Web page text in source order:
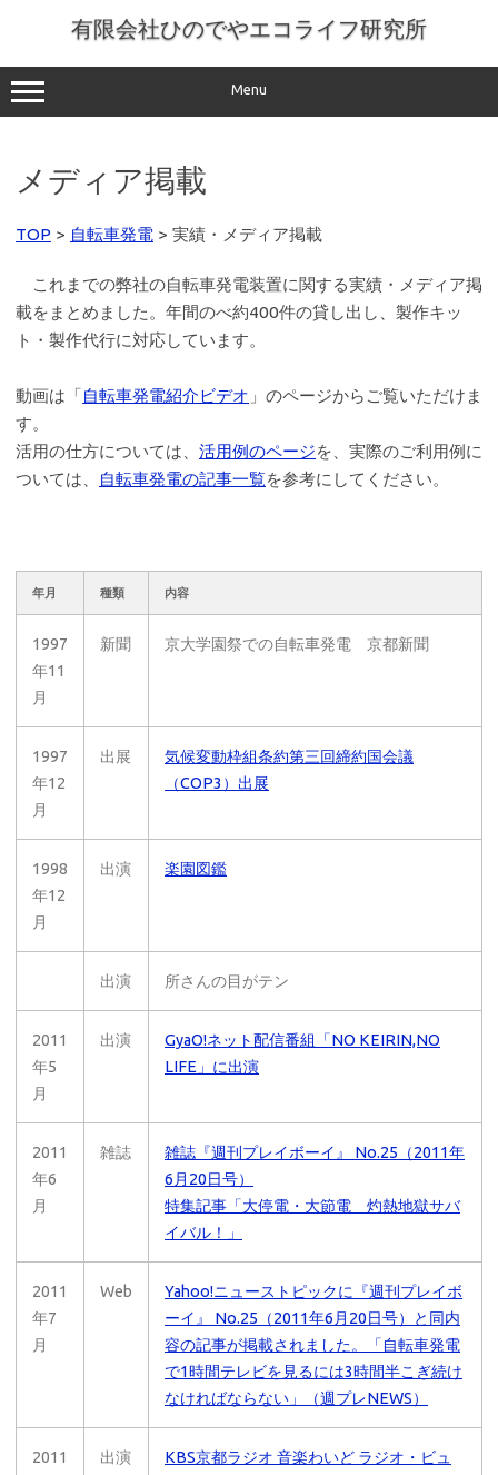
へ
ス
有限会社ひのでやエコライフ研究所
Menu
メディア掲載
TOP > 自転車発電 > 実績・メディア掲載
これまでの弊社の自転車発電装置に関する実績・メディア掲
載をまとめました。年間のべ約400件の貸し出し、製作キッ
ト・製作代行に対応しています。
動画は「自転車発電紹介ビデオ 」のページからご覧いただけま
す。
活用の仕方については、 活用例のページを、実際のご利用例に
ついては、
自転車発電の記事一覧を参考にしてください。
年月 種類 内容
1997
年11
月
新聞 京大学園祭での自転車発電 京都新聞
1997
年12
月
出展
気候変動枠組条約第三回締約国会議
（COP3）出展
1998
年12
月
出演 楽園図鑑
出演 所さんの目がテン
2011
年5
月
出演
GyaO!ネット配信番組「NO KEIRIN,NO
LIFE」に出演
2011
年6
月
雑誌
雑誌『週刊プレイボーイ』 No.25（2011年
6月20日号）
特集記事「大停電・大節電 灼熱地獄サバ
イバル！」
2011
年7
月
Web
Yahoo!ニューストピックに『週刊プレイボ
ーイ』 No.25（2011年6月20日号）と同内
容の記事が掲載されました。「自転車発電
で1時間テレビを見るには3時間半こぎ続け
なければならない」（週プレNEWS）
2011
出演
KBS京都ラジオ 音楽わいど ラジオ・ビュ